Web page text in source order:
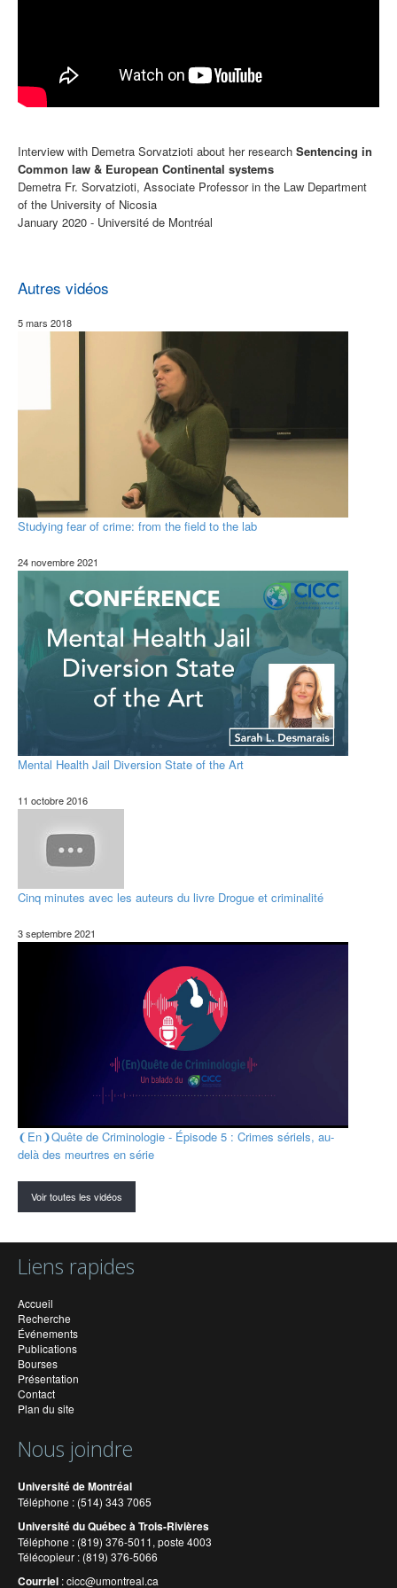
Interview with Demetra Sorvatzioti about her research Sentencing in
Common law & European Continental systems
Demetra Fr. Sorvatzioti, Associate Professor in the Law Department
of the University of Nicosia
January 2020 - Université de Montréal
Autres vidéos
5 mars 2018
Studying fear of crime: from the field to the lab
24 novembre 2021
Mental Health Jail Diversion State of the Art
11 octobre 2016
Cinq minutes avec les auteurs du livre Drogue et criminalité
3 septembre 2021
❨En❩Quête de Criminologie - Épisode 5 : Crimes sériels, au-
delà des meurtres en série
Voir toutes les vidéos
Liens rapides
Accueil
Recherche
Événements
Publications
Bourses
Présentation
Contact
Plan du site
Nous joindre
Université de Montréal
Téléphone : (514) 343 7065
Université du Québec à Trois-Rivières
Téléphone : (819) 376-5011, poste 4003
Télécopieur : (819) 376-5066
Courriel :cicc@umontreal.ca